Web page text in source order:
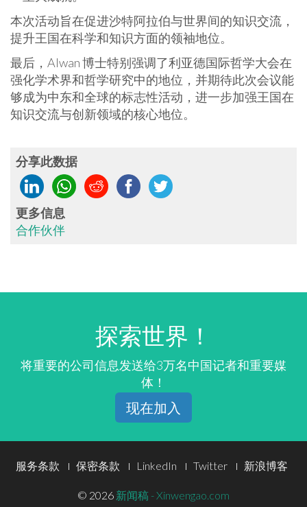
本次活动旨在促进沙特阿拉伯与世界间的知识交流，
提升王国在科学和知识方面的领袖地位。
最后，Alwan 博士特别强调了利亚德国际哲学大会在
强化学术界和哲学研究中的地位，并期待此次会议能
够成为中东和全球的标志性活动，进一步加强王国在
知识交流与创新领域的核心地位。
分享此数据
更多信息
合作伙伴
探索世界！
将重要的公司信息发送给3万名中国记者和重要媒
体！
现在加入
Footer
Menu
服务条款 保密条款 LinkedIn Twitter 新浪博客
© 2026 新闻稿 - Xinwengao.com